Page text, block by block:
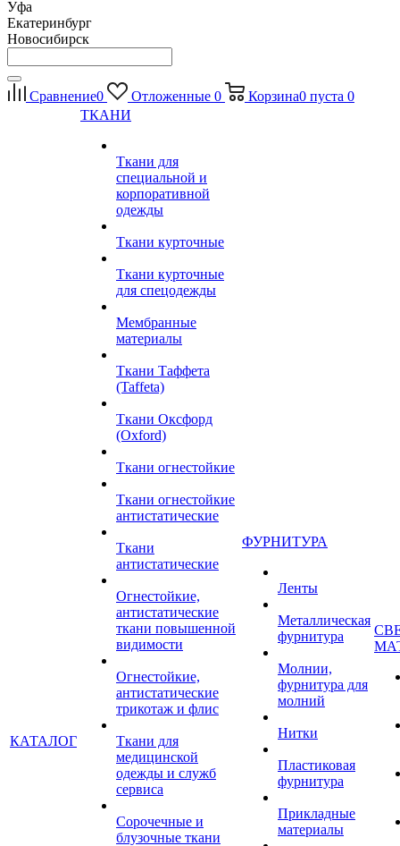
Уфа
Екатеринбург
Новосибирск
Сравнение0 Отложенные 0 Корзина0 пуста 0
КАТАЛОГ
ТКАНИ
Ткани для
специальной и
корпоративной
одежды
Ткани курточные
Ткани курточные
для спецодежды
Мембранные
материалы
Ткани Таффета
(Taffeta)
Ткани Оксфорд
(Oxford)
Ткани огнестойкие
Ткани огнестойкие
антистатические
Ткани
антистатические
Огнестойкие,
антистатические
ткани повышенной
видимости
Огнестойкие,
антистатические
трикотаж и флис
Ткани для
медицинской
одежды и служб
сервиса
Сорочечные и
блузочные ткани
ФУРНИТУРА
Ленты
Металлическая
фурнитура
Молнии,
фурнитура для
молний
Нитки
Пластиковая
фурнитура
Прикладные
материалы